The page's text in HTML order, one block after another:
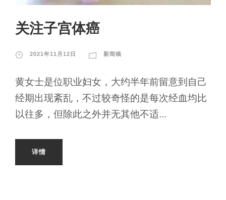
关注子宫体癌
2021年11月12日 新闻稿
黄女士是位职业妇女，大约半年前留意到自己
经期出现紊乱，不过较奇怪的是每次经血均比
以往多，但除此之外并无其他不适...
详情